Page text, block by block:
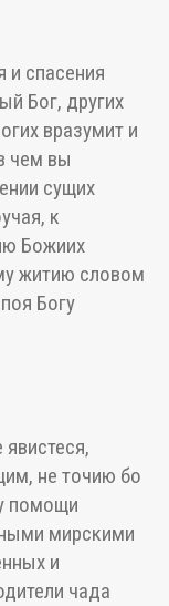
и спасения
Бог, других
вразумит и
чем вы
сущих
к
Божиих
житию словом
Богу
не точию бо
помощи
мирскими
и
чада